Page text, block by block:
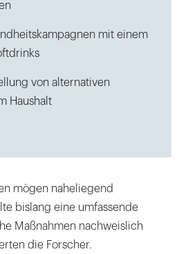
mit einem
von alternativen
Haushalt
mögen naheliegend
bislang eine umfassende
Maßnahmen nachweislich
die Forscher.